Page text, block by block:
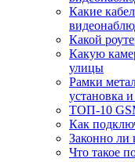
Какие
Какой
Какую
улицы
Рамки
установка
ТОП-10
Как
Законно ли
Что такое